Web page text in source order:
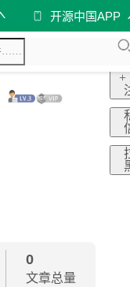
开源中国APP
+
0
文章总量